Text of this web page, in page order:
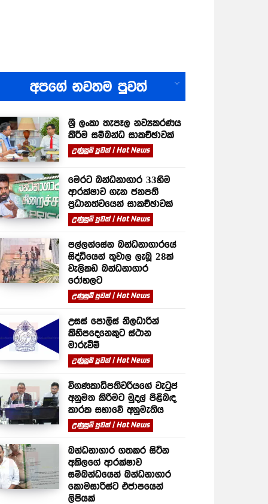
අපගේ නවතම පුවත්
ශ්‍රී ලංකා තැපෑල නව්‍යකරණය
කිරීම සම්බන්ධ සාකච්ඡාවක්
උණුසුම් පුවත් | Hot News
මෙරට බන්ධනාගාර 33හිම
ආරක්ෂාව ගැන ජනපති
ප්‍රධානත්වයෙන් සාකච්ඡාවක්
උණුසුම් පුවත් | Hot News
පල්ලන්සේන බන්ධනාගාරයේ
සිද්ධියෙන් තුවාල ලැබූ 28ක්
වැලිකඩ බන්ධනාගාර
රෝහලට
උණුසුම් පුවත් | Hot News
උසස් පොලිස් නිලධාරීන්
කිහිපදෙනෙකුට ස්ථාන
මාරුවීම්
උණුසුම් පුවත් | Hot News
විගණකාධිපතිවරියගේ වැටුප්
අනුමත කිරීමට මුදල් පිළිබඳ
කාරක සභාවේ අනුමැතිය
උණුසුම් පුවත් | Hot News
බන්ධනාගාර ගතකර සිටින
අකිලගේ ආරක්ෂාව
සම්බන්ධයෙන් බන්ධනාගාර
කොමසාරිස්ට එජාපයෙන්
ලිපියක්